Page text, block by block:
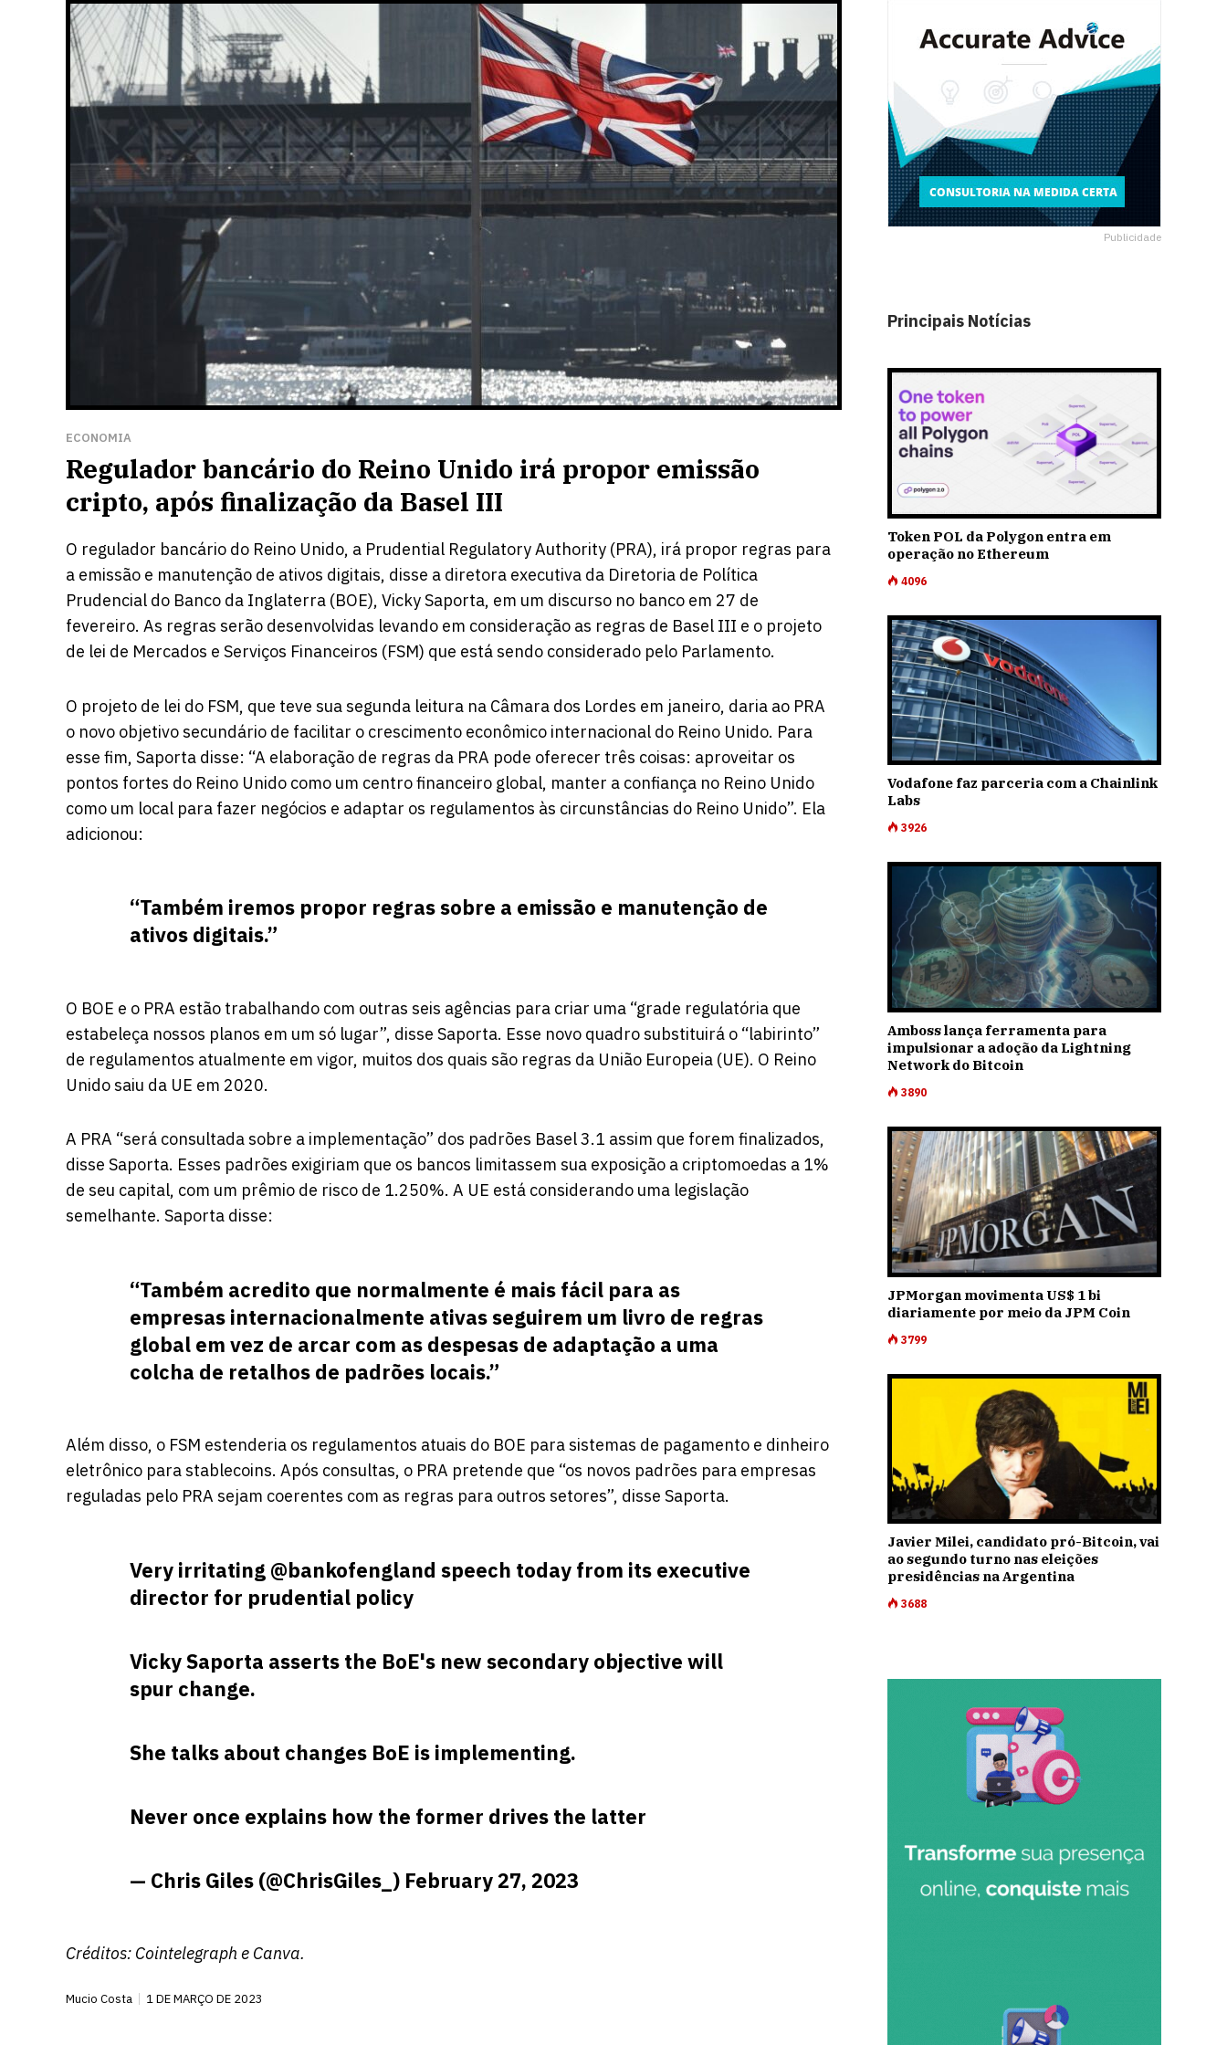
ECONOMIA
Regulador bancário do Reino Unido irá propor emissão
cripto, após finalização da Basel III
O regulador bancário do Reino Unido, a Prudential Regulatory Authority (PRA), irá propor regras para
a emissão e manutenção de ativos digitais, disse a diretora executiva da Diretoria de Política
Prudencial do Banco da Inglaterra (BOE), Vicky Saporta, em um discurso no banco em 27 de
fevereiro. As regras serão desenvolvidas levando em consideração as regras de Basel III e o projeto
de lei de Mercados e Serviços Financeiros (FSM) que está sendo considerado pelo Parlamento.
O projeto de lei do FSM, que teve sua segunda leitura na Câmara dos Lordes em janeiro, daria ao PRA
o novo objetivo secundário de facilitar o crescimento econômico internacional do Reino Unido. Para
esse fim, Saporta disse: “A elaboração de regras da PRA pode oferecer três coisas: aproveitar os
pontos fortes do Reino Unido como um centro financeiro global, manter a confiança no Reino Unido
como um local para fazer negócios e adaptar os regulamentos às circunstâncias do Reino Unido”. Ela
adicionou:
“Também iremos propor regras sobre a emissão e manutenção de
ativos digitais.”
O BOE e o PRA estão trabalhando com outras seis agências para criar uma “grade regulatória que
estabeleça nossos planos em um só lugar”, disse Saporta. Esse novo quadro substituirá o “labirinto”
de regulamentos atualmente em vigor, muitos dos quais são regras da União Europeia (UE). O Reino
Unido saiu da UE em 2020.
A PRA “será consultada sobre a implementação” dos padrões Basel 3.1 assim que forem finalizados,
disse Saporta. Esses padrões exigiriam que os bancos limitassem sua exposição a criptomoedas a 1%
de seu capital, com um prêmio de risco de 1.250%. A UE está considerando uma legislação
semelhante. Saporta disse:
“Também acredito que normalmente é mais fácil para as
empresas internacionalmente ativas seguirem um livro de regras
global em vez de arcar com as despesas de adaptação a uma
colcha de retalhos de padrões locais.”
Além disso, o FSM estenderia os regulamentos atuais do BOE para sistemas de pagamento e dinheiro
eletrônico para stablecoins. Após consultas, o PRA pretende que “os novos padrões para empresas
reguladas pelo PRA sejam coerentes com as regras para outros setores”, disse Saporta.
Very irritating @bankofengland speech today from its executive
director for prudential policy
Vicky Saporta asserts the BoE's new secondary objective will
spur change.
She talks about changes BoE is implementing.
Never once explains how the former drives the latter
— Chris Giles (@ChrisGiles_) February 27, 2023
Créditos: Cointelegraph e Canva.
Mucio Costa 1 DE MARÇO DE 2023
Publicidade
Principais Notícias
Token POL da Polygon entra em
operação no Ethereum
4096
Vodafone faz parceria com a Chainlink
Labs
3926
Amboss lança ferramenta para
impulsionar a adoção da Lightning
Network do Bitcoin
3890
JPMorgan movimenta US$ 1 bi
diariamente por meio da JPM Coin
3799
Javier Milei, candidato pró-Bitcoin, vai
ao segundo turno nas eleições
presidências na Argentina
3688